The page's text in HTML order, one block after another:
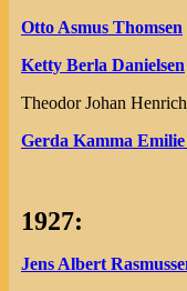
Otto Asmus Thomsen
Ketty Berla Danielsen
Theodor Johan
Gerda Kamma Emilie
1927:
Jens Albert